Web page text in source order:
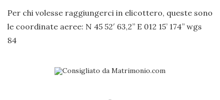
Per chi volesse raggiungerci in elicottero, queste sono
le coordinate aeree: N 45 52′ 63,2” E 012 15’ 174’’ wgs
84